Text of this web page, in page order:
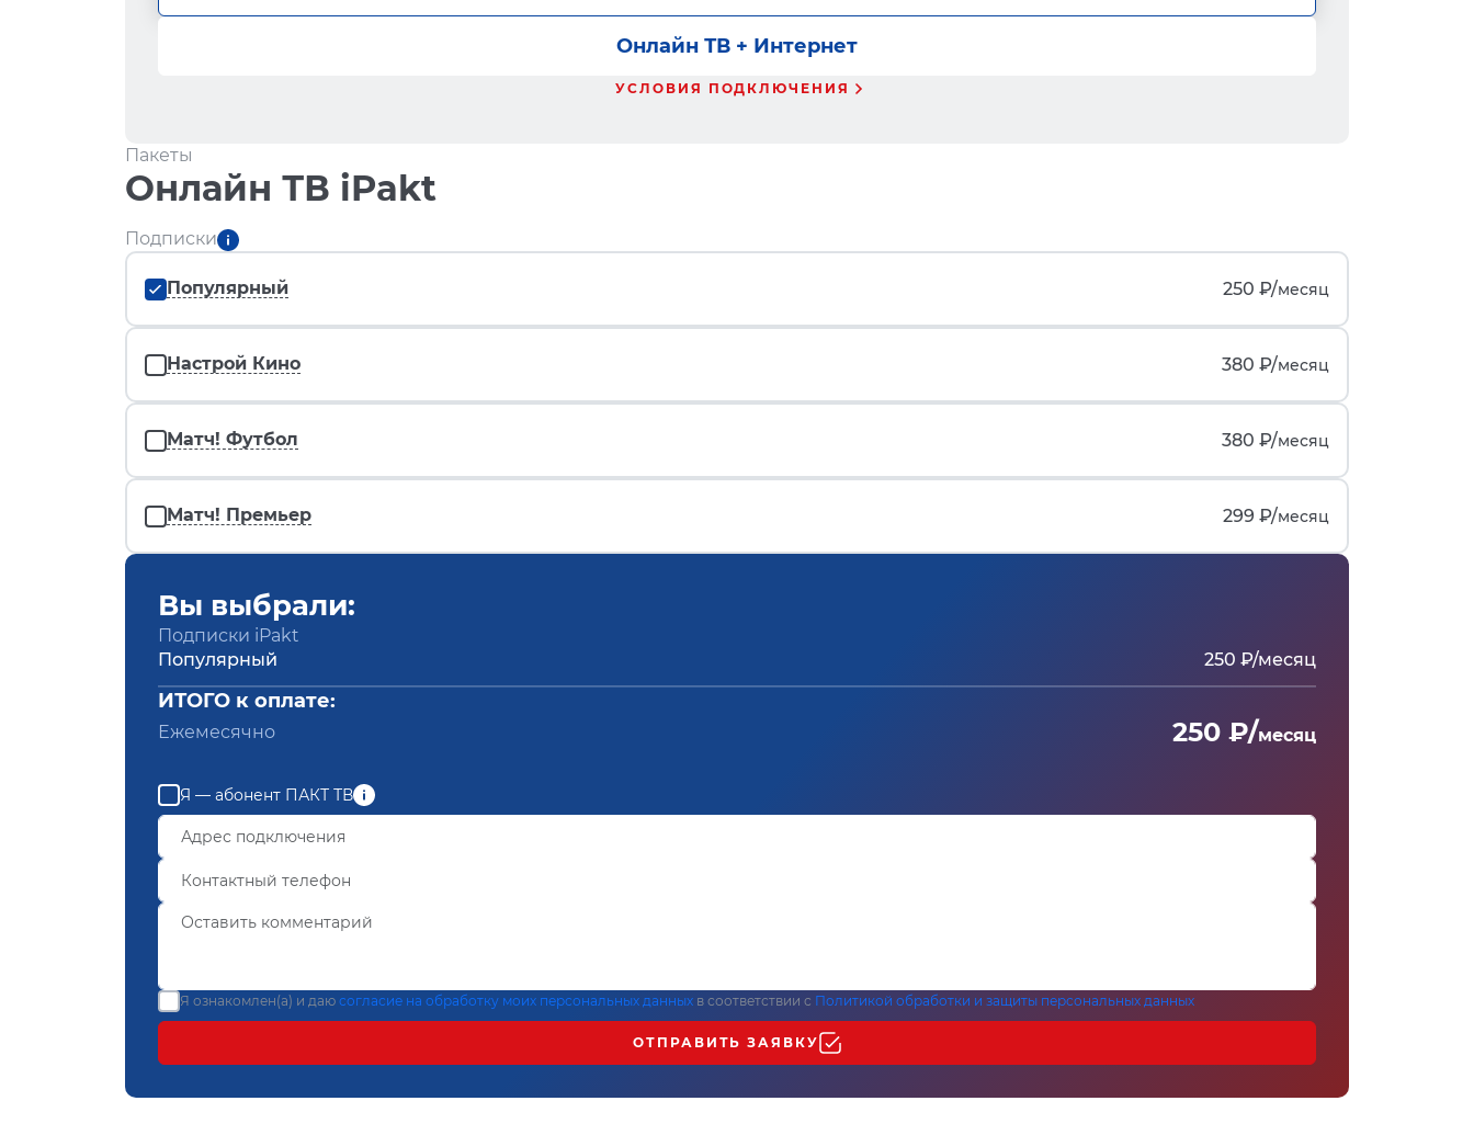
Онлайн ТВ + Интернет
УСЛОВИЯ ПОДКЛЮЧЕНИЯ
Пакеты
Онлайн ТВ iPakt
Подписки
Популярный 250 ₽/месяц
Настрой Кино 380 ₽/месяц
Матч! Футбол 380 ₽/месяц
Матч! Премьер 299 ₽/месяц
Вы выбрали:
Подписки iPakt
Популярный
250 ₽/месяц
ИТОГО к оплате:
Ежемесячно 250 ₽/месяц
Я — абонент ПАКТ ТВ
Я ознакомлен(а) и даю согласие на обработку моих персональных данных в соответствии с Политикой обработки и защиты персональных данных
ОТПРАВИТЬ ЗАЯВКУ